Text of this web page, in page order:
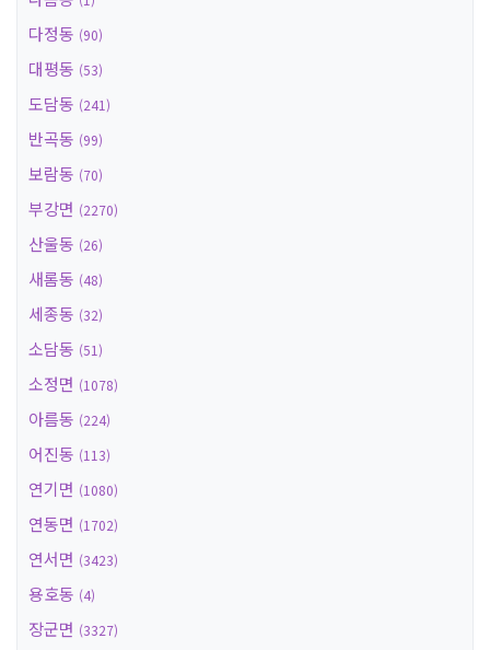
다정동 (90)
대평동 (53)
도담동 (241)
반곡동 (99)
보람동 (70)
부강면 (2270)
산울동 (26)
새롬동 (48)
세종동 (32)
소담동 (51)
소정면 (1078)
아름동 (224)
어진동 (113)
연기면 (1080)
연동면 (1702)
연서면 (3423)
용호동 (4)
장군면 (3327)